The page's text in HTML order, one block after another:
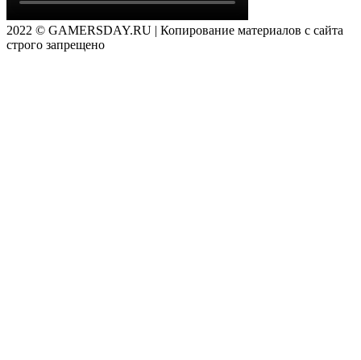
2022 © GAMERSDAY.RU | Копирование материалов с сайта
строго запрещено